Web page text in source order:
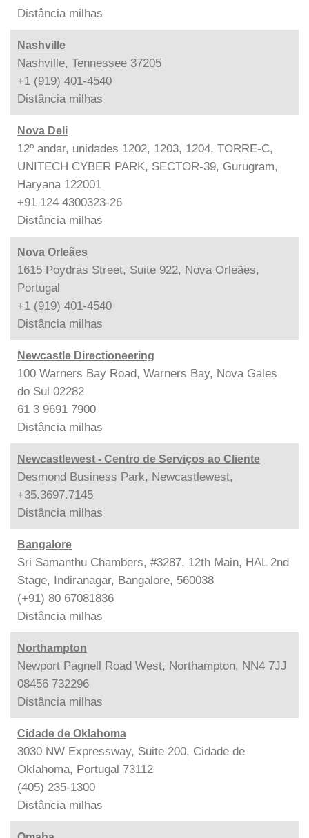
Distância milhas
Nashville
Nashville, Tennessee 37205
+1 (919) 401-4540
Distância milhas
Nova Deli
12º andar, unidades 1202, 1203, 1204, TORRE-C,
UNITECH CYBER PARK, SECTOR-39, Gurugram,
Haryana 122001
+91 124 4300323-26
Distância milhas
Nova Orleães
1615 Poydras Street, Suite 922, Nova Orleães,
Portugal
+1 (919) 401-4540
Distância milhas
Newcastle Directioneering
100 Warners Bay Road, Warners Bay, Nova Gales
do Sul 02282
61 3 9691 7900
Distância milhas
Newcastlewest - Centro de Serviços ao Cliente
Desmond Business Park, Newcastlewest,
+35.3697.7145
Distância milhas
Bangalore
Sri Samanthu Chambers, #3287, 12th Main, HAL 2nd
Stage, Indiranagar, Bangalore, 560038
(+91) 80 67081836
Distância milhas
Northampton
Newport Pagnell Road West, Northampton, NN4 7JJ
08456 732296
Distância milhas
Cidade de Oklahoma
3030 NW Expressway, Suite 200, Cidade de
Oklahoma, Portugal 73112
(405) 235-1300
Distância milhas